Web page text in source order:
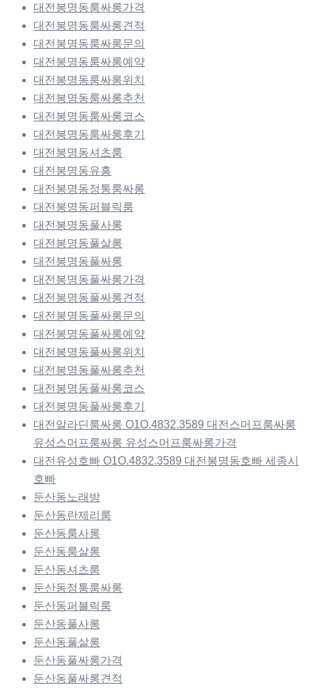
대전봉명동룸싸롱가격
대전봉명동룸싸롱견적
대전봉명동룸싸롱문의
대전봉명동룸싸롱예약
대전봉명동룸싸롱위치
대전봉명동룸싸롱추천
대전봉명동룸싸롱코스
대전봉명동룸싸롱후기
대전봉명동셔츠룸
대전봉명동유흥
대전봉명동정통룸싸롱
대전봉명동퍼블릭룸
대전봉명동풀사롱
대전봉명동풀살롱
대전봉명동풀싸롱
대전봉명동풀싸롱가격
대전봉명동풀싸롱견적
대전봉명동풀싸롱문의
대전봉명동풀싸롱예약
대전봉명동풀싸롱위치
대전봉명동풀싸롱추천
대전봉명동풀싸롱코스
대전봉명동풀싸롱후기
대전알라딘룸싸롱 O1O.4832.3589 대전스머프룸싸롱
유성스머프룸싸롱 유성스머프룸싸롱가격
대전유성호빠 O1O.4832.3589 대전봉명동호빠 세종시
호빠
둔산동노래방
둔산동란제리룸
둔산동룸사롱
둔산동룸살롱
둔산동셔츠룸
둔산동정통룸싸롱
둔산동퍼블릭룸
둔산동풀사롱
둔산동풀살롱
둔산동풀싸롱가격
둔산동풀싸롱견적